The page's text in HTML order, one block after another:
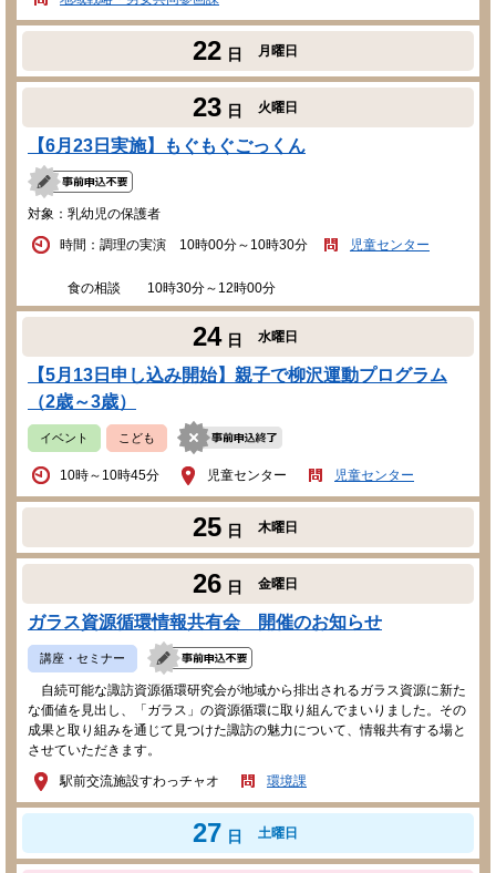
22 日 月曜日
23 日 火曜日
【6月23日実施】もぐもぐごっくん
対象：乳幼児の保護者
時間：調理の実演 10時00分～10時30分
食の相談 10時30分～12時00分
児童センター
24 日 水曜日
【5月13日申し込み開始】親子で柳沢運動プログラム
（2歳～3歳）
イベント こども
10時～10時45分 児童センター 児童センター
25 日 木曜日
26 日 金曜日
ガラス資源循環情報共有会 開催のお知らせ
講座・セミナー
自続可能な諏訪資源循環研究会が地域から排出されるガラス資源に新た
な価値を見出し、「ガラス」の資源循環に取り組んでまいりました。その
成果と取り組みを通じて見つけた諏訪の魅力について、情報共有する場と
させていただきます。
駅前交流施設すわっチャオ
環境課
27 日 土曜日